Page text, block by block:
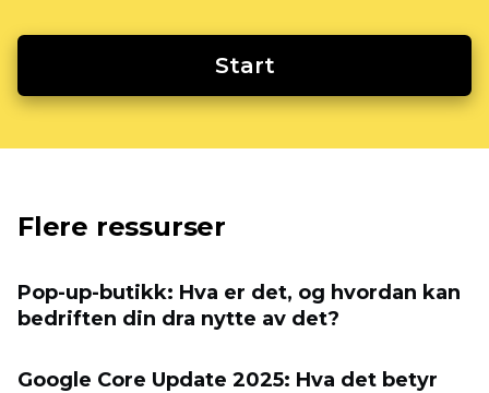
Start
Flere ressurser
Pop-up-butikk: Hva er det, og hvordan kan
bedriften din dra nytte av det?
Google Core Update 2025: Hva det betyr